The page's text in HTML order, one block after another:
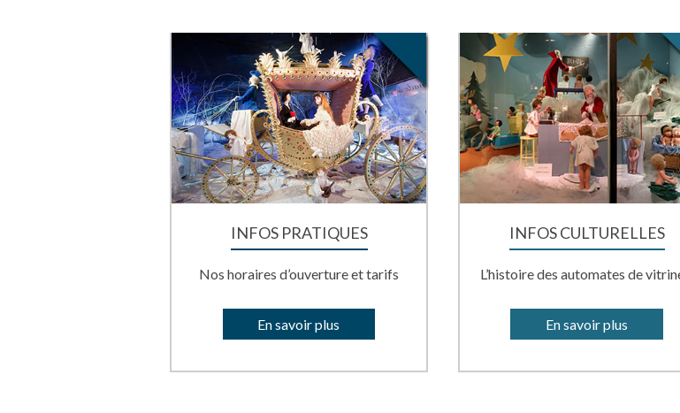
INFOS PRATIQUES
Nos horaires d’ouverture et tarifs
En savoir plus
INFOS CULTURELLES
L’histoire des automates de
En savoir plus